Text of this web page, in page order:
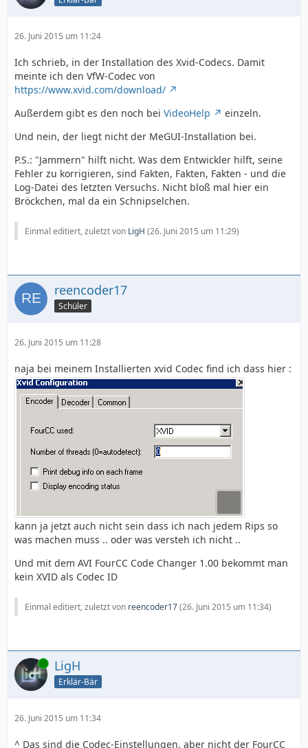
26. Juni 2015 um 11:24
Ich schrieb, in der Installation des Xvid-Codecs. Damit
meinte ich den VfW-Codec von
https://www.xvid.com/download/
Außerdem gibt es den noch bei VideoHelp
einzeln.
Und nein, der liegt nicht der MeGUI-Installation bei.
P.S.: "Jammern" hilft nicht. Was dem Entwickler hilft, seine
Fehler zu korrigieren, sind Fakten, Fakten, Fakten - und die
Log-Datei des letzten Versuchs. Nicht bloß mal hier ein
Bröckchen, mal da ein Schnipselchen.
Einmal editiert, zuletzt von LigH (26. Juni 2015 um 11:29)
reencoder17
Schüler
26. Juni 2015 um 11:28
naja bei meinem Installierten xvid Codec find ich dass hier :
kann ja jetzt auch nicht sein dass ich nach jedem Rips so
was machen muss .. oder was versteh ich nicht ..
Und mit dem AVI FourCC Code Changer 1.00 bekommt man
kein XVID als Codec ID
Einmal editiert, zuletzt von reencoder17(26. Juni 2015 um 11:34)
Online LigH
Erklär-Bär
26. Juni 2015 um 11:34
^ Das sind die Codec-Einstellungen, aber nicht der FourCC